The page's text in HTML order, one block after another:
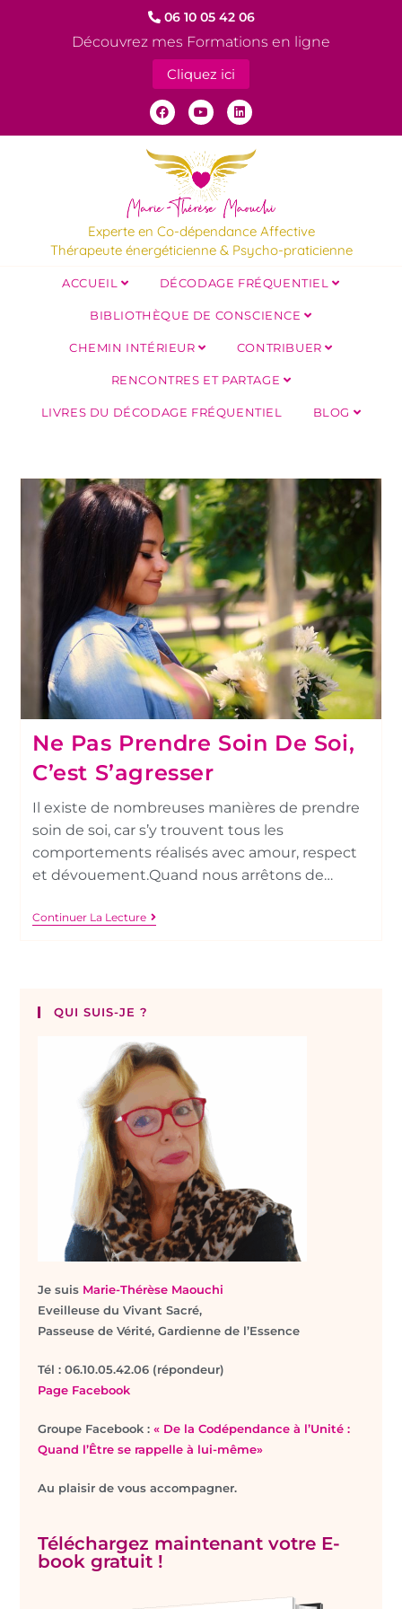
06 10 05 42 06
Découvrez mes Formations en ligne
Cliquez ici
Experte en Co-dépendance Affective
Thérapeute énergéticienne & Psycho-praticienne
ACCUEIL DÉCODAGE FRÉQUENTIEL
BIBLIOTHÈQUE DE CONSCIENCE
CHEMIN INTÉRIEUR CONTRIBUER
RENCONTRES ET PARTAGE
LIVRES DU DÉCODAGE FRÉQUENTIEL BLOG
Ne Pas Prendre Soin De Soi,
C’est S’agresser
Il existe de nombreuses manières de prendre
soin de soi, car s’y trouvent tous les
comportements réalisés avec amour, respect
et dévouement.Quand nous arrêtons de…
Continuer La Lecture
QUI SUIS-JE ?
Je suis Marie-Thérèse Maouchi
Eveilleuse du Vivant Sacré,
Passeuse de Vérité, Gardienne de l’Essence
Tél : 06.10.05.42.06 (répondeur)
Page Facebook
Groupe Facebook :« De la Codépendance à l’Unité :
Quand l’Être se rappelle à lui-même»
Au plaisir de vous accompagner.
Téléchargez maintenant votre E-
book gratuit !